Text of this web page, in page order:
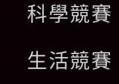
科學競賽
生活競賽